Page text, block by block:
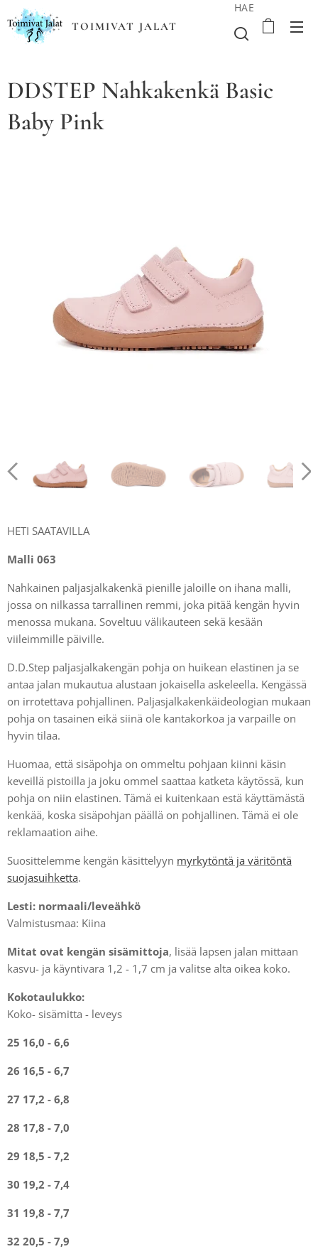
TOIMIVAT JALAT
HAE
DDSTEP Nahkakenkä Basic
Baby Pink
HETI SAATAVILLA
Malli 063
Nahkainen paljasjalkakenkä pienille jaloille on ihana malli,
jossa on nilkassa tarrallinen remmi, joka pitää kengän hyvin
menossa mukana. Soveltuu välikauteen sekä kesään
viileimmille päiville.
D.D.Step paljasjalkakengän pohja on huikean elastinen ja se
antaa jalan mukautua alustaan jokaisella askeleella. Kengässä
on irrotettava pohjallinen. Paljasjalkakenkäideologian mukaan
pohja on tasainen eikä siinä ole kantakorkoa ja varpaille on
hyvin tilaa.
Huomaa, että sisäpohja on ommeltu pohjaan kiinni käsin
keveillä pistoilla ja joku ommel saattaa katketa käytössä, kun
pohja on niin elastinen. Tämä ei kuitenkaan estä käyttämästä
kenkää, koska sisäpohjan päällä on pohjallinen. Tämä ei ole
reklamaation aihe.
Suosittelemme kengän käsittelyyn myrkytöntä ja väritöntä
suojasuihketta.
Lesti: normaali/leveähkö
Valmistusmaa: Kiina
Mitat ovat kengän sisämittoja, lisää lapsen jalan mittaan
kasvu- ja käyntivara 1,2 - 1,7 cm ja valitse alta oikea koko.
Kokotaulukko:
Koko- sisämitta - leveys
25 16,0 - 6,6
26 16,5 - 6,7
27 17,2 - 6,8
28 17,8 - 7,0
29 18,5 - 7,2
30 19,2 - 7,4
31 19,8 - 7,7
32 20,5 - 7,9